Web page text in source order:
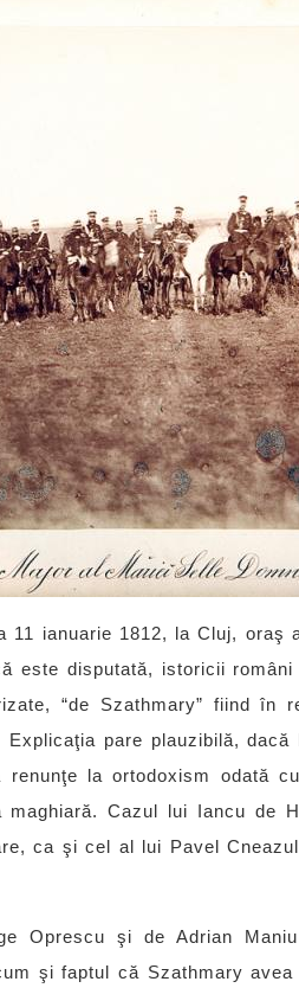
11 ianuarie 1812, la Cluj, oraş
este disputată, istoricii
“de Szathmary” fiind în
Explicaţia pare plauzibilă,
la ortodoxism odată
maghiară. Cazul lui Iancu de
ca şi cel al lui Pavel
Oprescu şi de Adrian
şi faptul că Szathmary